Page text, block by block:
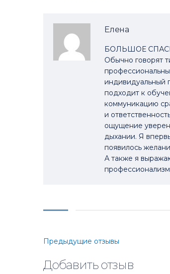
Елена
БОЛЬШОЕ
Обычно говорят
индивидуальный
подходит к
коммуникацию
и
ощущение
дыхании. Я
появилось
А также я
навигацию
Предыдущие отзывы
Добавить отзыв